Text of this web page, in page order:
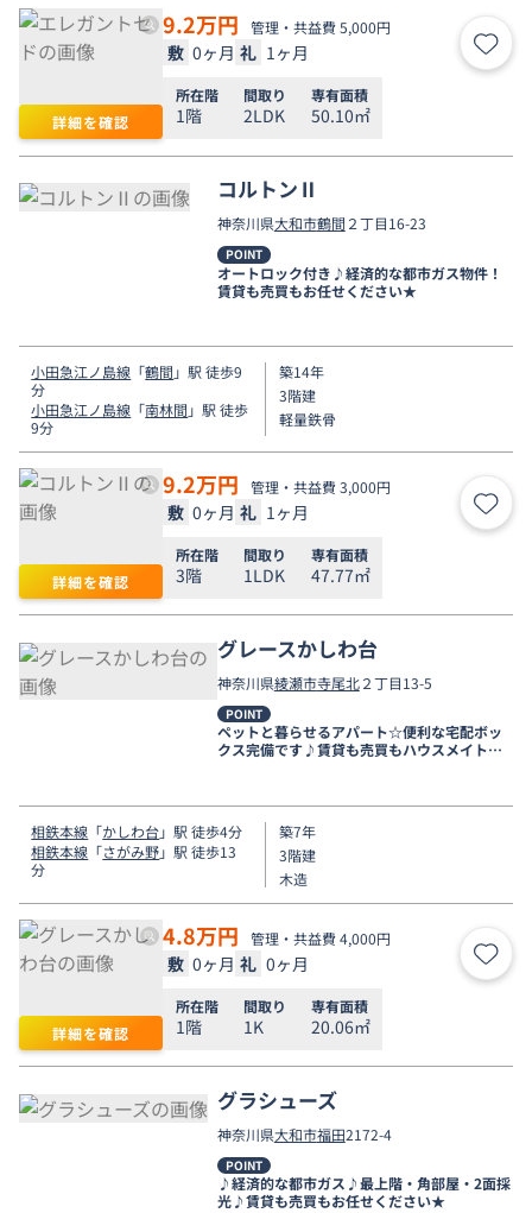
詳細を確認
9.2万円 管理・共益費 5,000円
敷 0ヶ月 礼 1ヶ月 お気
所在階
1階
間取り
2LDK
専有面積
50.10㎡
コルトンⅡ
神奈川県大和市鶴間 ２丁目16-23
POINT
オートロック付き♪経済的な都市ガス物件！
賃貸も売買もお任せください★
小田急江ノ島線 「鶴間 」駅 徒歩9
分
小田急江ノ島線 「南林間 」駅 徒歩
9分
築14年
3階建
軽量鉄骨
詳細を確認
9.2万円 管理・共益費 3,000円
敷 0ヶ月 礼 1ヶ月 お気
所在階
3階
間取り
1LDK
専有面積
47.77㎡
グレースかしわ台
神奈川県綾瀬市寺尾北２丁目13-5
POINT
ペットと暮らせるアパート☆便利な宅配ボッ
クス完備です♪賃貸も売買もハウスメイトに
相鉄本線 「かしわ台」駅 徒歩4分
相鉄本線 「さがみ野」駅 徒歩13
分
築7年
3階建
木造
詳細を確認
4.8万円 管理・共益費 4,000円
敷 0ヶ月 礼 0ヶ月 お気
所在階
1階
間取り
1K
専有面積
20.06㎡
グラシューズ
神奈川県大和市福田2172-4
POINT
♪経済的な都市ガス♪最上階・角部屋・2面採
光♪賃貸も売買もお任せください★